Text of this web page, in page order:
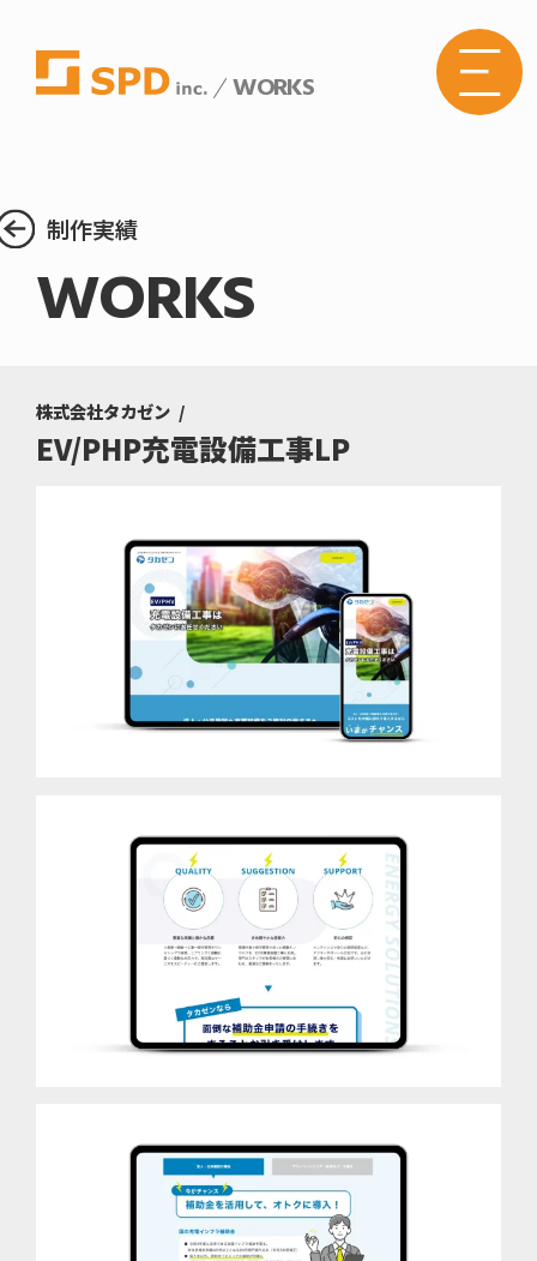
WORKS
制作実績
WORKS
株式会社タカゼン
EV/PHP充電設備工事LP